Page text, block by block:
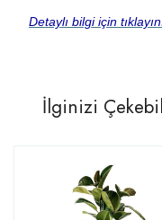
Detaylı bilgi için
İlginizi